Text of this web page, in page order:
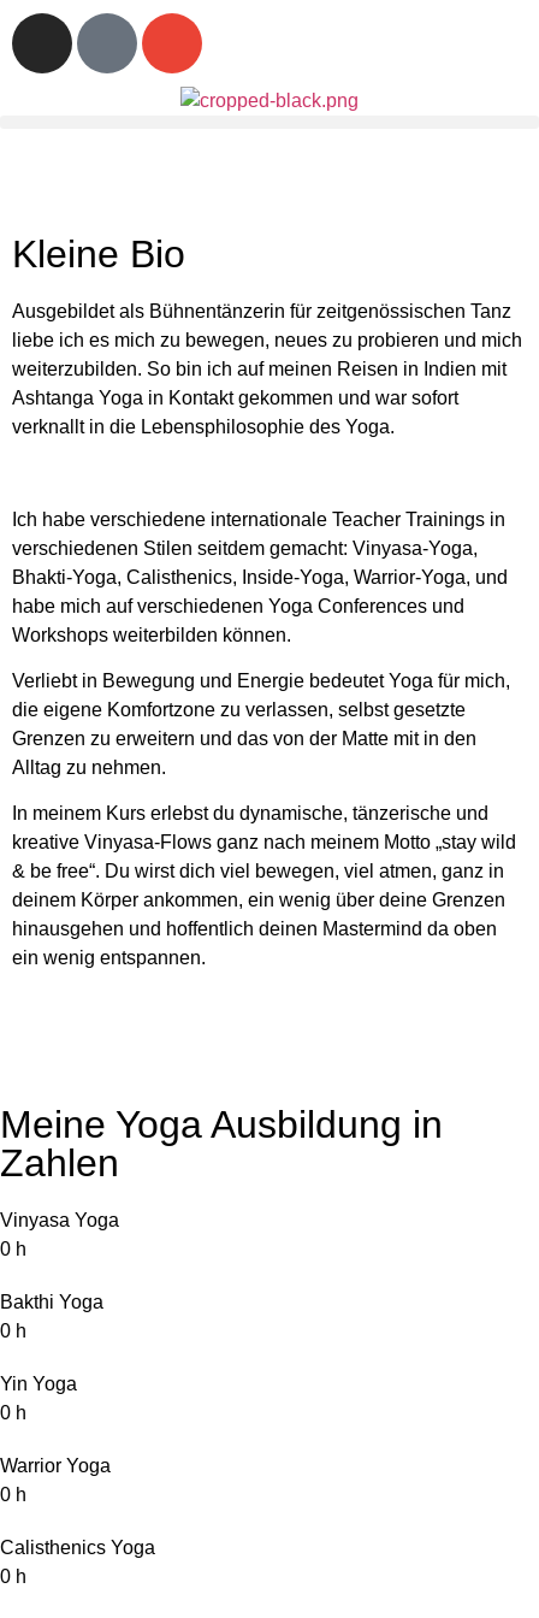
Kleine Bio
Ausgebildet als Bühnentänzerin für zeitgenössischen Tanz
liebe ich es mich zu bewegen, neues zu probieren und mich
weiterzubilden. So bin ich auf meinen Reisen in Indien mit
Ashtanga Yoga in Kontakt gekommen und war sofort
verknallt in die Lebensphilosophie des Yoga.
Ich habe verschiedene internationale Teacher Trainings in
verschiedenen Stilen seitdem gemacht: Vinyasa-Yoga,
Bhakti-Yoga, Calisthenics, Inside-Yoga, Warrior-Yoga, und
habe mich auf verschiedenen Yoga Conferences und
Workshops weiterbilden können.
Verliebt in Bewegung und Energie bedeutet Yoga für mich,
die eigene Komfortzone zu verlassen, selbst gesetzte
Grenzen zu erweitern und das von der Matte mit in den
Alltag zu nehmen.
In meinem Kurs erlebst du dynamische, tänzerische und
kreative Vinyasa-Flows ganz nach meinem Motto „stay wild
& be free“. Du wirst dich viel bewegen, viel atmen, ganz in
deinem Körper ankommen, ein wenig über deine Grenzen
hinausgehen und hoffentlich deinen Mastermind da oben
ein wenig entspannen.
Meine Yoga Ausbildung in
Zahlen
Vinyasa Yoga
0 h
Bakthi Yoga
0 h
Yin Yoga
0 h
Warrior Yoga
0 h
Calisthenics Yoga
0 h